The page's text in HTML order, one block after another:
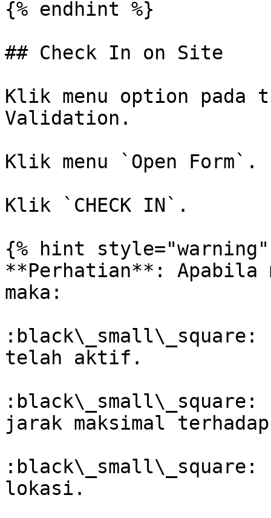
{% endhint %}
## Check In on Site
Klik menu option pada
Validation.
Klik menu `Open Form`.
Klik `CHECK IN`.
{% hint style="warning"
**Perhatian**: Apabila
maka:
:black\_small\_square:
telah aktif.
:black\_small\_square:
jarak maksimal
lokasi.